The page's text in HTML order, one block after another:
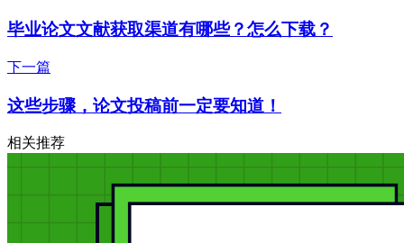
毕业论文文献获取渠道有哪些？怎么下载？
下一篇
这些步骤，论文投稿前一定要知道！
相关推荐